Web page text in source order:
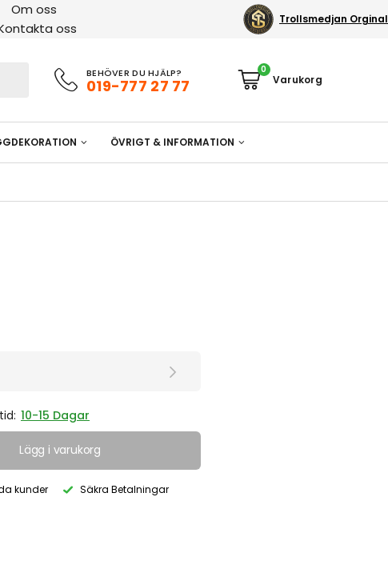
Om oss
oss
Trollsmedjan Orginal
BEHÖVER DU HJÄLP?
019-777 27 77
0
ÖVRIGT & INFORMATION
10-15 Dagar
Lägg i varukorg
kunder Säkra Betalningar